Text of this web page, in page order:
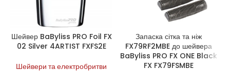
Шейвер BaByliss PRO Foil FX
02 Silver 4ARTIST FXFS2E
Шейвери та електробритви
Запаска сітка та ніж
FX79RF2MBE до шейвера
BaByliss PRO FX ONE Black
FX FX79FSMBE